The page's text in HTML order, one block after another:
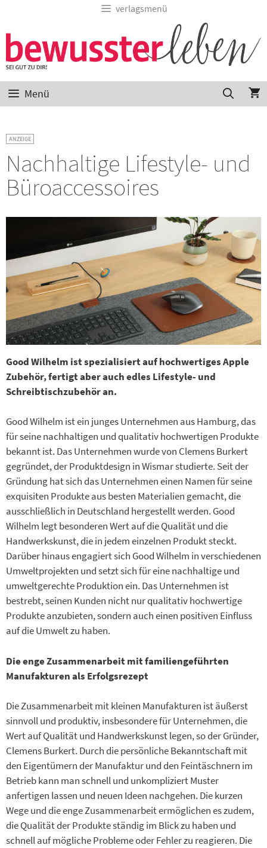
verlagsmenü
Menü
ANZEIGE
Nachhaltige Lifestyle- und
Büroaccessoires
Good Wilhelm ist spezialisiert auf hochwertiges Apple
Zubehör, fertigt aber auch edles Lifestyle- und
Schreibtischzubehör an.
Good Wilhelm ist ein junges Unternehmen aus Hamburg, das
für seine nachhaltigen und qualitativ hochwertigen Produkte
bekannt ist. Das Unternehmen wurde von Clemens Burkert
gegründet, der Produktdesign in Wismar studierte. Seit der
Gründung hat sich das Unternehmen einen Namen für seine
exquisiten Produkte aus besten Materialien gemacht, die
ausschließlich in Deutschland hergestellt werden. Good
Wilhelm legt besonderen Wert auf die Qualität und die
Handwerkskunst, die in jedem einzelnen Produkt steckt.
Darüber hinaus engagiert sich Good Wilhelm in verschiedenen
Umweltprojekten und setzt sich für eine nachhaltige und
umweltgerechte Produktion ein. Das Unternehmen ist
bestrebt, seinen Kunden nicht nur qualitativ hochwertige
Produkte anzubieten, sondern auch einen positiven Einfluss
auf die Umwelt zu haben.
Die enge Zusammenarbeit mit familiengeführten
Manufakturen als Erfolgsrezept
Die Zusammenarbeit mit kleinen Manufakturen ist äußerst
sinnvoll und produktiv, insbesondere für Unternehmen, die
Wert auf Qualität und Handwerkskunst legen, so der Gründer,
Clemens Burkert. Durch die persönliche Bekanntschaft mit
den Eigentümern der Manufaktur und den Feintäschnern im
Betrieb kann man schnell und unkompliziert Muster
anfertigen lassen und neuen Ideen nachgehen. Die kurzen
Wege und die enge Zusammenarbeit ermöglichen es zudem,
die Qualität der Produkte ständig im Blick zu haben und
schnell auf mögliche Probleme oder Fehler zu reagieren. Die